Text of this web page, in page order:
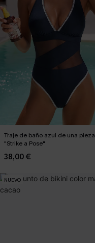
Traje de baño azul de una pieza
"Strike a Pose"
38,00 €
NUEVO